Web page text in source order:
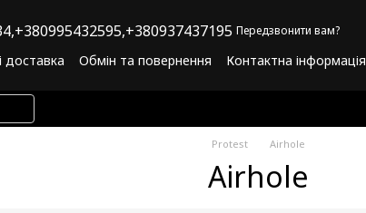
+380995432595,+380937437195 Передзвонити вам?
доставка Обмін та повернення Контактна інформація
Protest Airhole
Airhole